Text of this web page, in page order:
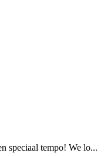
speciaal tempo! We lo...